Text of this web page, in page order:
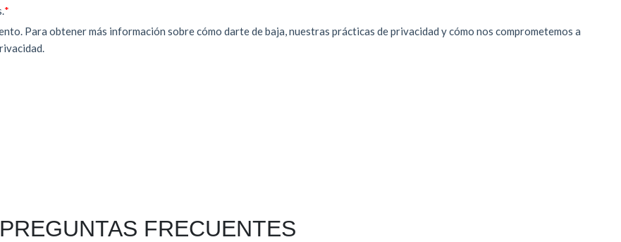
PREGUNTAS FRECUENTES